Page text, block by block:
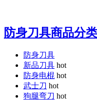
防身刀具商品分类
防身刀具
新品刀具 hot
防身电棍 hot
武士刀 hot
狗腿弯刀 hot